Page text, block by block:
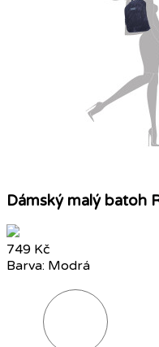
Dámský malý batoh
749 Kč
Barva: Modrá